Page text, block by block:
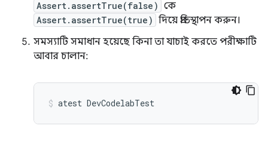
Assert.assertTrue(false) কে
Assert.assertTrue(true) দিয়ে প্রতিস্থাপন করুন।
সমস্যাটি সমাধান হয়েছে কিনা তা যাচাই করতে পরীক্ষাটি
আবার চালান:
atest DevCodelabTest